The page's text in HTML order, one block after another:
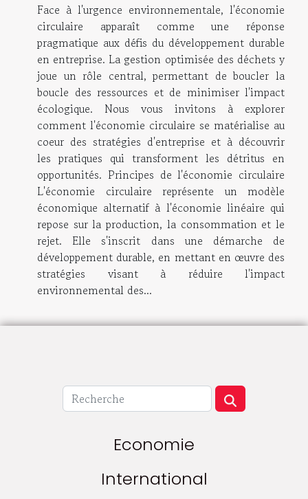
Face à l'urgence environnementale, l'économie
circulaire apparaît comme une réponse
pragmatique aux défis du développement durable
en entreprise. La gestion optimisée des déchets y
joue un rôle central, permettant de boucler la
boucle des ressources et de minimiser l'impact
écologique. Nous vous invitons à explorer
comment l'économie circulaire se matérialise au
coeur des stratégies d'entreprise et à découvrir
les pratiques qui transforment les détritus en
opportunités. Principes de l'économie circulaire
L'économie circulaire représente un modèle
économique alternatif à l'économie linéaire qui
repose sur la production, la consommation et le
rejet. Elle s'inscrit dans une démarche de
développement durable, en mettant en œuvre des
stratégies visant à réduire l'impact
environnemental des...
Economie
International